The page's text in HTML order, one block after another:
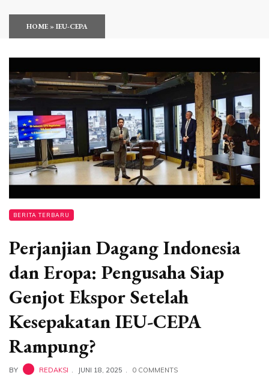
HOME»IEU-CEPA
BERITA TERBARU
Perjanjian Dagang Indonesia
dan Eropa: Pengusaha Siap
Genjot Ekspor Setelah
Kesepakatan IEU-CEPA
Rampung?
BY REDAKSI JUNI 18, 2025 0 COMMENTS